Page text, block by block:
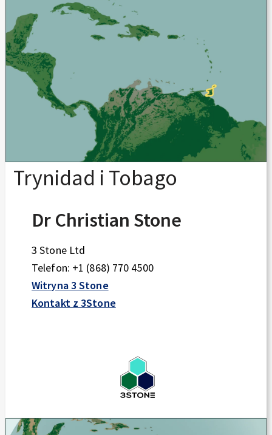
Trynidad i Tobago
Dr Christian Stone
3 Stone Ltd
Telefon: +1 (868) 770 4500
Witryna 3 Stone
Kontakt z 3Stone